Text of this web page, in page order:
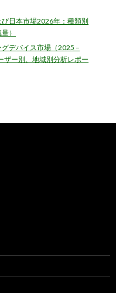
日本市場2026年：種類別
）
デバイス市場（2025 –
ザー別、地域別分析レポー